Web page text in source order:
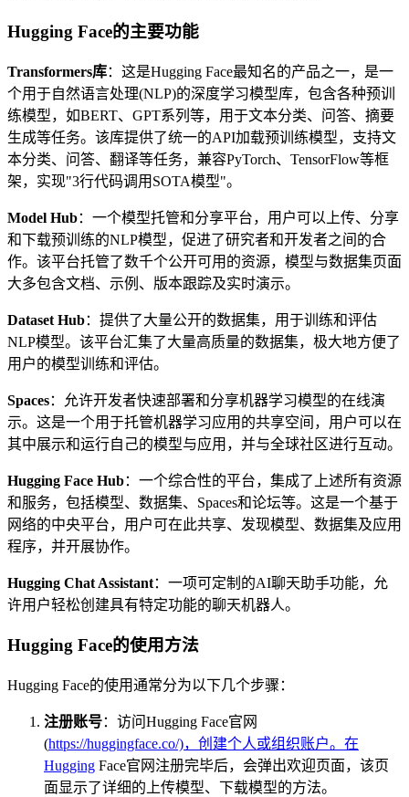
Hugging Face的主要功能
Transformers库：这是Hugging Face最知名的产品之一，是一
个用于自然语言处理(NLP)的深度学习模型库，包含各种预训
练模型，如BERT、GPT系列等，用于文本分类、问答、摘要
生成等任务。该库提供了统一的API加载预训练模型，支持文
本分类、问答、翻译等任务，兼容PyTorch、TensorFlow等框
架，实现"3行代码调用SOTA模型"。
Model Hub：一个模型托管和分享平台，用户可以上传、分享
和下载预训练的NLP模型，促进了研究者和开发者之间的合
作。该平台托管了数千个公开可用的资源，模型与数据集页面
大多包含文档、示例、版本跟踪及实时演示。
Dataset Hub：提供了大量公开的数据集，用于训练和评估
NLP模型。该平台汇集了大量高质量的数据集，极大地方便了
用户的模型训练和评估。
Spaces：允许开发者快速部署和分享机器学习模型的在线演
示。这是一个用于托管机器学习应用的共享空间，用户可以在
其中展示和运行自己的模型与应用，并与全球社区进行互动。
Hugging Face Hub：一个综合性的平台，集成了上述所有资源
和服务，包括模型、数据集、Spaces和论坛等。这是一个基于
网络的中央平台，用户可在此共享、发现模型、数据集及应用
程序，并开展协作。
Hugging Chat Assistant：一项可定制的AI聊天助手功能，允
许用户轻松创建具有特定功能的聊天机器人。
Hugging Face的使用方法
Hugging Face的使用通常分为以下几个步骤：
注册账号：访问Hugging Face官网
(https://huggingface.co/)，创建个人或组织账户。在
Hugging Face官网注册完毕后，会弹出欢迎页面，该页
面显示了详细的上传模型、下载模型的方法。